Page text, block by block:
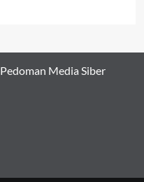
Pedoman Media Siber